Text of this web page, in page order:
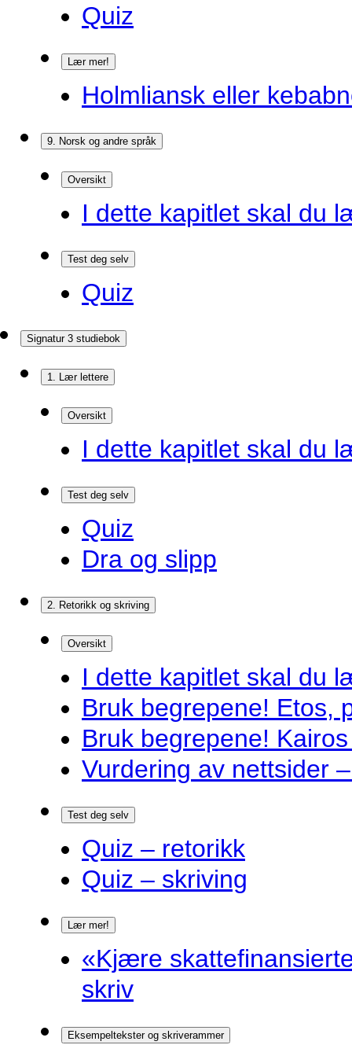
Quiz
Lær mer!
Holmliansk eller
9. Norsk og andre språk
Oversikt
I dette kapitlet skal du
Test deg selv
Quiz
Signatur 3 studiebok
1. Lær lettere
Oversikt
I dette kapitlet skal du
Test deg selv
Quiz
Dra og slipp
2. Retorikk og skriving
Oversikt
I dette kapitlet skal du
Bruk begrepene! Etos,
Bruk begrepene!
Vurdering av nettsider
Test deg selv
Quiz – retorikk
Quiz – skriving
Lær mer!
«Kjære
skriv
Eksempeltekster og skriverammer